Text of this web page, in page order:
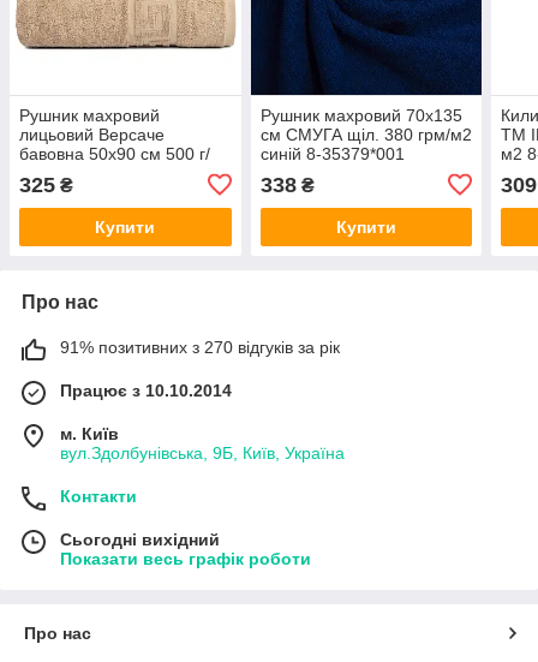
Рушник махровий
лицьовий Версаче
бавовна 50х90 см 500 г/
325 ₴
Купити
Рушник махровий 70х135
см СМУГА щіл. 380 грм/м2
синій 8-35379*001
338₴
Купити
ТМ
м2
309
Про нас
91% позитивних з 270 відгуків за рік
Працює з 10.10.2014
м. Київ
вул.Здолбунівська, 9Б, Київ, Україна
Контакти
Сьогодні вихідний
Показати весь графік роботи
Про нас